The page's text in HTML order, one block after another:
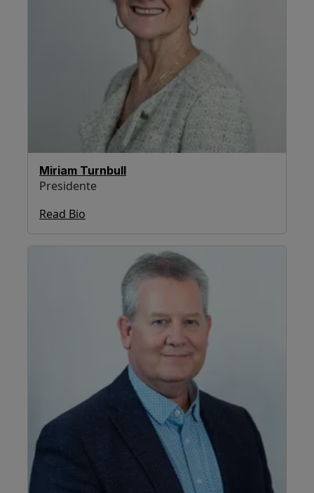
Miriam Turnbull
Presidente
Read Bio